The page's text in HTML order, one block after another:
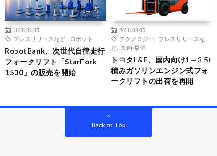
2026.08.05
プレスリリースなど
ロボット
RobotBank、次世代自律走行
フォークリフト「StarFork
1500」の販売を開始
2026.08.05
テクノロジー
プレスリリースな
ど
動向/展望
トヨタL&F、国内向け1～3.5t
積みガソリンエンジン式フォ
ークリフトの出荷を再開
Back to Top